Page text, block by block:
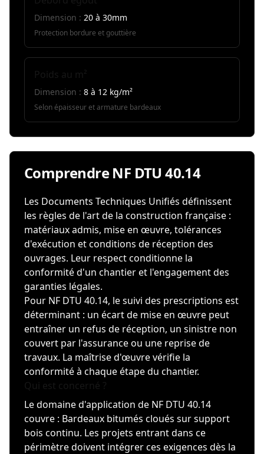
Dimension : 20 à 30mm
Protection bordure et gouttière
Dimension : 8 à 12 kg/m²
Selon épaisseur et armature bardeaux
Comprendre NF DTU 40.14
Les Documents Techniques Unifiés définissent
les règles de l'art de la construction française :
matériaux admis, mise en œuvre, tolérances
d'exécution et conditions de réception des
ouvrages. Leur respect conditionne la
conformité d'un chantier et l'engagement des
garanties légales.
Pour NF DTU 40.14, le suivi des prescriptions est
déterminant : un écart de mise en œuvre peut
entraîner un refus de réception, un sinistre non
couvert par l'assurance ou une reprise de
travaux. La maîtrise d'œuvre vérifie la
conformité à chaque étape du chantier.
Le domaine d'application de NF DTU 40.14
couvre : Bardeaux bitumés cloués sur support
bois continu. Les projets entrant dans ce
périmètre doivent intégrer ces exigences dès la